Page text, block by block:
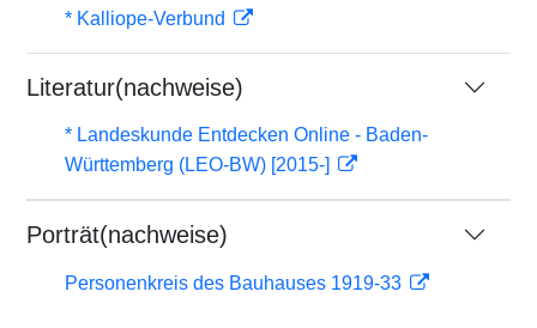
* Kalliope-Verbund
Literatur(nachweise)
* Landeskunde Entdecken Online - Baden-
Württemberg (LEO-BW) [2015-]
Porträt(nachweise)
Personenkreis des Bauhauses 1919-33